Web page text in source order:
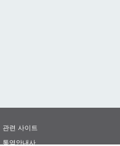
관련 사이트
통역안내사